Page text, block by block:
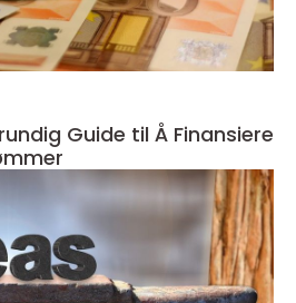
Guide til Å Finansiere